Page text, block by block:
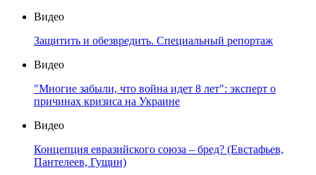
Видео
Защитить и обезвредить. Специальный репортаж
Видео
"Многие забыли, что война идет 8 лет": эксперт о
причинах кризиса на Украине
Видео
Концепция евразийского союза – бред? (Евстафьев,
Пантелеев, Гущин)